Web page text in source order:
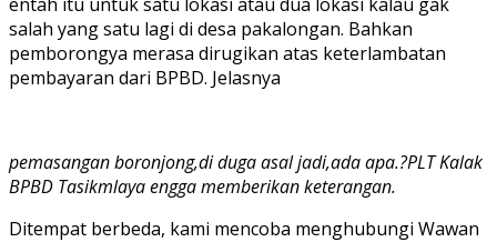
salah yang satu lagi di desa pakalongan. Bahkan
pemborongya merasa dirugikan atas keterlambatan
pembayaran dari BPBD. Jelasnya
pemasangan boronjong,di duga asal jadi,ada apa.?PLT Kalak
BPBD Tasikmlaya engga memberikan keterangan.
Ditempat berbeda, kami mencoba menghubungi Wawan